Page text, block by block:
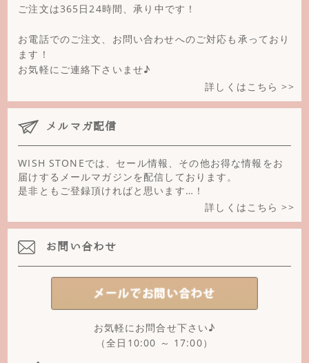
ブルーゴールドストーン
ブルームーンストーン(ペリステライト)
ブルーめのう
プレナイト
ヘマタイト
ペリドット
ホワイトオニキス
ホワイトファントム
ホークスアイ
ボツワナアゲート
ご注文は365日24時間、承り中です！
お電話でのご注文、お問い合わせへのご対応も承っており
ます！
お気軽にご連絡下さいませ♪
詳しくはこちら >>
メルマガ配信
WISH STONEでは、セール情報、その他お得な情報をお
届けするメールマガジンを配信しております。
是非ともご登録頂ければと思います…！
詳しくはこちら >>
お問い合わせ
お気軽にお問合せ下さい♪
（全日10:00 ～ 17:00）